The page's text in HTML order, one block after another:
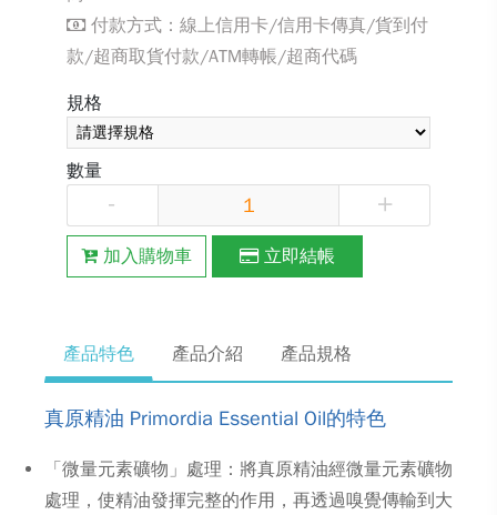
付款方式：線上信用卡/信用卡傳真/貨到付
款/超商取貨付款/ATM轉帳/超商代碼
規格
數量
- +
加入購物車 立即結帳
產品特色 產品介紹 產品規格
真原精油 Primordia Essential Oil的特色
「微量元素礦物」處理：將真原精油經微量元素礦物
處理，使精油發揮完整的作用，再透過嗅覺傳輸到大